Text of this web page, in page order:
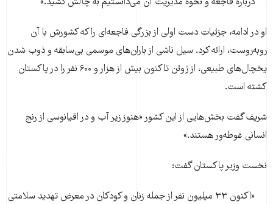
او در ادامه، جزئیات دست اولی از بزرگی فاجعه‌ای را که کشورش با آن
روبه‌روست، ارائه کرد. سیل ناشی از باران‌های موسمی بی‌سابقه و ذوب شدن
یخچال‌های طبیعی، از ژوئن تاکنون بیش از هزار و ۶۰۰ نفر را در پاکستان
کشته است.
شریف گفت بخش‌هایی از این کشور «هنوز زیر آب و در اقیانوسی از رنج
انسانی غوطه‌ور هستند.»
نخست وزیر پاکستان گفت:
«اکنون ۳۳ میلیون نفر از جمله زنان و کودکان در معرض تهدید سلامتی